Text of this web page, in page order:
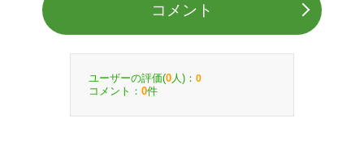
コメント
ユーザーの評価(0 人)： 0
コメント： 0件